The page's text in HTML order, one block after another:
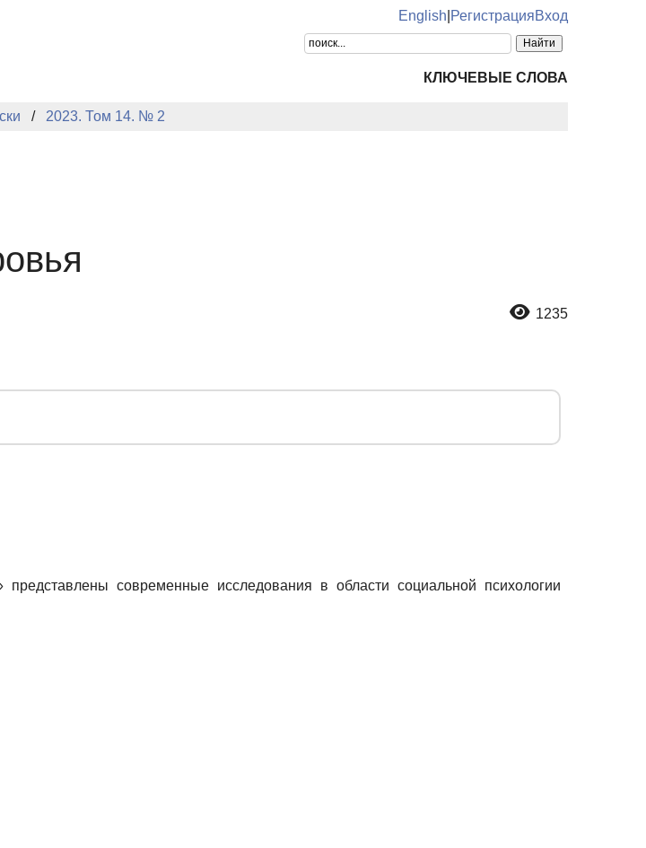
English РегистрацияВход
КЛЮЧЕВЫЕ СЛОВА
2023. Том 14. № 2
1235
современные исследования в области социальной психологии